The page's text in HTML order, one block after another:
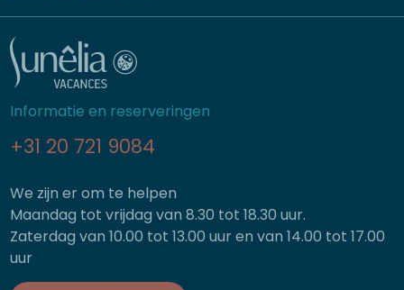
Informatie en reserveringen
+31 20 721 9084
We zijn er om te helpen
Maandag tot vrijdag van 8.30 tot 18.30 uur.
Zaterdag van 10.00 tot 13.00 uur en van 14.00 tot 17.00
uur